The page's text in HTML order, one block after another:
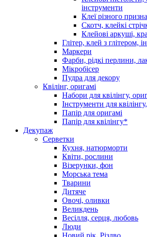
інструменти
Клеї різного
Скотч, клейкі
Клейові аркуші,
Глітер, клей з глітером,
Маркери
Фарби, рідкі перлини,
Мікробісер
Пудра для декору
Квілінг, оригамі
Набори для квілінгу,
Інструменти для
Папір для оригамі
Папір для квілінгу*
Декупаж
Серветки
Кухня, натюрморти
Квіти, рослини
Візерунки, фон
Морська тема
Тварини
Дитяче
Овочі, оливки
Великдень
Весілля, серця, любовь
Люди
Новий рік, Різдво